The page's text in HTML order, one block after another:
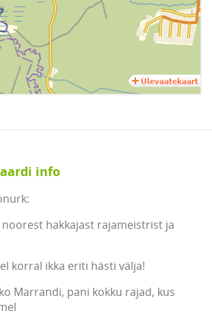
info
hakkajast rajameistrist ja
korral ikka eriti hästi välja!
Marrandi, pani kokku rajad, kus